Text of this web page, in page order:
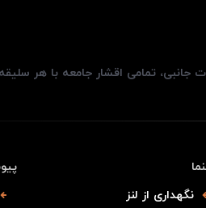
جانبی، تمامی اقشار جامعه با هر
نگهداری از لنز